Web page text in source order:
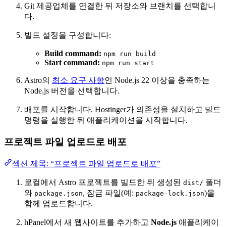
Git 제공업체를 연결한 뒤 저장소와 브랜치를 선택합니
다.
빌드 설정을 구성합니다:
Build command: npm run build
Start command: npm run start
Astro의 최소 요구 사항인 Node.js 22 이상을 충족하는
Node.js 버전을 선택합니다.
배포를 시작합니다. Hostinger가 의존성을 설치하고 빌드
명령을 실행한 뒤 애플리케이션을 시작합니다.
프로젝트 파일 업로드로 배포
섹션 제목: “프로젝트 파일 업로드로 배포”
로컬에서 Astro 프로젝트를 빌드한 뒤 생성된 dist/ 폴더
와 package.json, 잠금 파일(예: package-lock.json)을
함께 업로드합니다.
hPanel에서 새 웹사이트를 추가하고 Node.js 애플리케이